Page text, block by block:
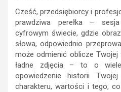
Cześć, przedsiębiorcy i
prawdziwa perełka –
cyfrowym świecie, gdzie
słowa, odpowiednio
może odmienić oblicze
ładne zdjęcia – to o
opowiedzenie historii
charakteru, wartości i tego,